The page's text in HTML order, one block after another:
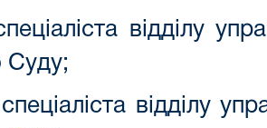
відділу
Суду;
відділу